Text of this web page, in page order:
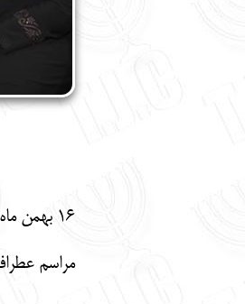
16 بهمن ماه 1393
مراسم